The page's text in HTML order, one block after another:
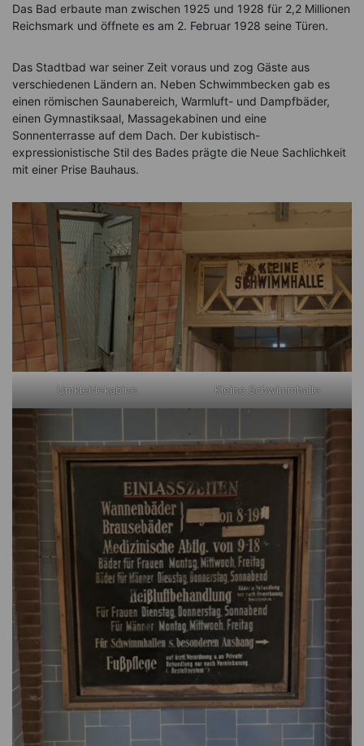
Das Bad erbaute man zwischen 1925 und 1928 für 2,2 Millionen
Reichsmark und öffnete es am 2. Februar 1928 seine Türen.
Das Stadtbad war seiner Zeit voraus und zog Gäste aus
verschiedenen Ländern an. Neben Schwimmbecken gab es
einen römischen Saunabereich, Warmluft- und Dampfbäder,
einen Gymnastiksaal, Massagekabinen und eine
Sonnenterrasse auf dem Dach. Der kubistisch-
expressionistische Stil des Bades prägte die Neue Sachlichkeit
mit einer Prise Bauhaus.
Umkleidekabine Kleine Schwimmhalle